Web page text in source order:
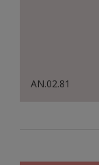
AN.02.81